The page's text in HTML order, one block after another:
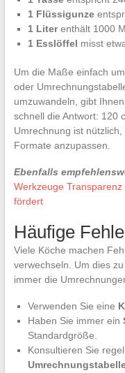
1 Flüssigunze
1 Literenthält 1000
1 Esslöffel misst
Um die Maße einfach
oder
umzuwandeln, gibt
schnell die Antwort: 120
Umrechnung ist
Formate anzupassen.
Ebenfalls
Werkzeuge
fördert
Häufige
Viele Köche machen
verwechseln. Um dies
immer die
Verwenden Sie eine
Haben Sie immer ein
Standardgröße.
Konsultieren Sie